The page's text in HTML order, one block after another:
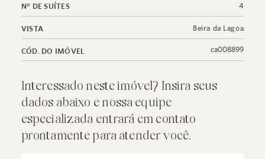
N° DE SUÍTES 4
VISTA Beira da Lagoa
CÓD. DO IMÓVEL ca008899
Interessado neste imóvel? Insira seus
dados abaixo e nossa equipe
especializada entrará em contato
prontamente para atender você.